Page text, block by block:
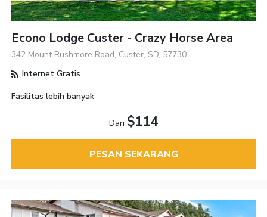
Econo Lodge Custer - Crazy Horse Area
342 Mount Rushmore Road, Custer, SD, 57730
Internet Gratis
Fasilitas lebih banyak
Dari $114
PESAN SEKARANG